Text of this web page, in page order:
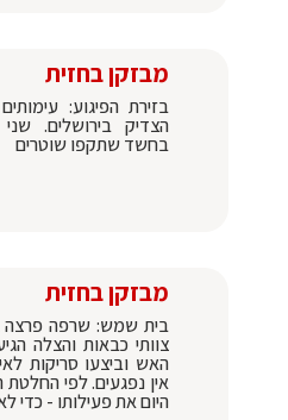
מבזקן בחזית
בזירת הפיגוע:
הצדיק בירושלים.
בחשד שתקפו שוטרים
מבזקן בחזית
בית שמש: שרפה פרצה
צוותי כבאות והצלה
האש וביצעו סריקות
אין נפגעים. לפי
היום את פעילותו - כדי